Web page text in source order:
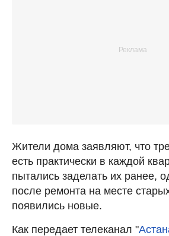
Жители дома заявляют, что
есть практически в каждой
пытались заделать их ранее,
после ремонта на месте
появились новые.
Как передает телеканал "